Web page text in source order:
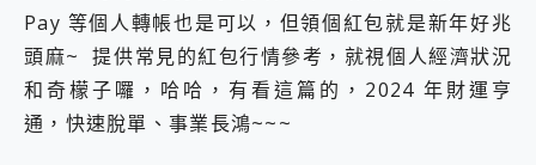
Pay 等個人轉帳也是可以，但領個紅包就是新年好兆
頭麻~ 提供常見的紅包行情參考，就視個人經濟狀況
和奇檬子囉，哈哈，有看這篇的，2024 年財運亨
通，快速脫單、事業長鴻~~~